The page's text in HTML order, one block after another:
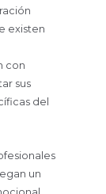
existen
con
sus
del
un